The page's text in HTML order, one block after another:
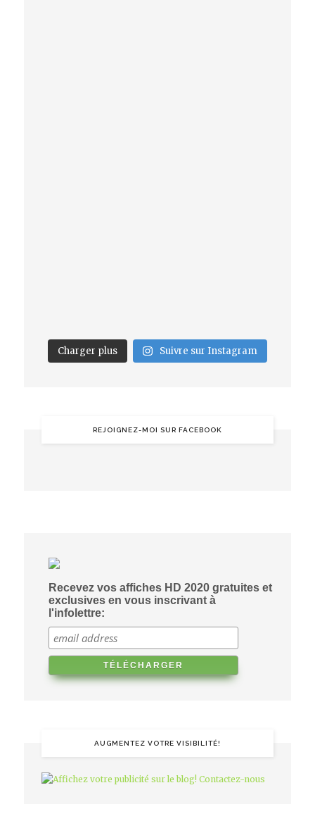
Charger plus Suivre sur Instagram
REJOIGNEZ-MOI SUR FACEBOOK
Recevez vos affiches HD 2020 gratuites et
exclusives en vous inscrivant à
l'infolettre:
AUGMENTEZ VOTRE VISIBILITÉ!